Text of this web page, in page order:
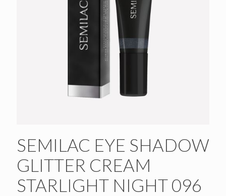
SEMILAC EYE SHADOW
GLITTER CREAM
STARLIGHT NIGHT 096